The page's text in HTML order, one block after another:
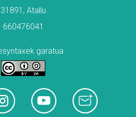
31891, Atallu
660476041
garatua